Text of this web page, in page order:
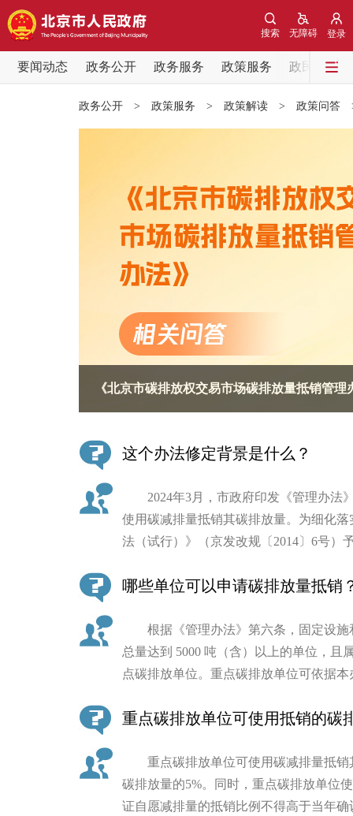
登录
无障碍
搜索
要闻动态 政务公开 政务服务 政策服务
政民互动
党中央精神
各区热点
政策兑现
决策公开
便民服务
12345网上接诉即办
走进北京
北京概况
政务公开 > 政策服务 > 政策解读 > 政策问答
《北京市碳排放权交易市场碳排放量抵销管理
这个办法修定背景是什么？
2024年3月，市政府印发《管理办法
使用碳减排量抵销其碳排放量。为细化
法（试行）》（京发改规〔2014〕6号）
哪些单位可以申请碳排放量抵销
根据《管理办法》第六条，固定设施
总量达到 5000 吨（含）以上的单位，且
点碳排放单位。重点碳排放单位可依据
重点碳排放单位可使用抵销的碳
重点碳排放单位可使用碳减排量抵销
碳排放量的5%。同时，重点碳排放单位
证自愿减排量的抵销比例不得高于当年确